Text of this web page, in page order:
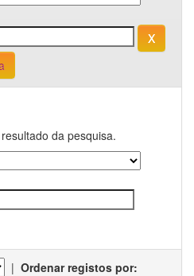
da pesquisa.
| Ordenar registos por: